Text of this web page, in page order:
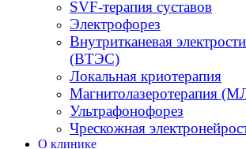
SVF-терапия суставов
Электрофорез
Внутритканевая
(ВТЭС)
Локальная криотерапия
Магнитолазеротерапия
Ультрафонофорез
Чрескожная
О клинике